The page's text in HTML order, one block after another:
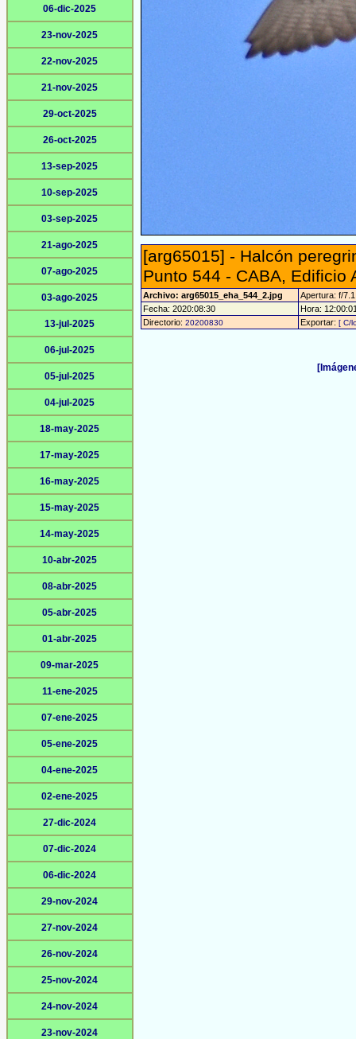
06-dic-2025
23-nov-2025
22-nov-2025
21-nov-2025
29-oct-2025
26-oct-2025
13-sep-2025
10-sep-2025
03-sep-2025
21-ago-2025
07-ago-2025
03-ago-2025
13-jul-2025
06-jul-2025
05-jul-2025
04-jul-2025
18-may-2025
17-may-2025
16-may-2025
15-may-2025
14-may-2025
10-abr-2025
08-abr-2025
05-abr-2025
01-abr-2025
09-mar-2025
11-ene-2025
07-ene-2025
05-ene-2025
04-ene-2025
02-ene-2025
27-dic-2024
07-dic-2024
06-dic-2024
29-nov-2024
27-nov-2024
26-nov-2024
25-nov-2024
24-nov-2024
23-nov-2024
[arg65015] - Halcón
Punto 544 - CABA, Edificio
Archivo: arg65015_eha_544_2.jpg
Apertura: f/7.1
Fecha: 2020:08:30
Hora:
Directorio: 20200830 Exportar: [ C/